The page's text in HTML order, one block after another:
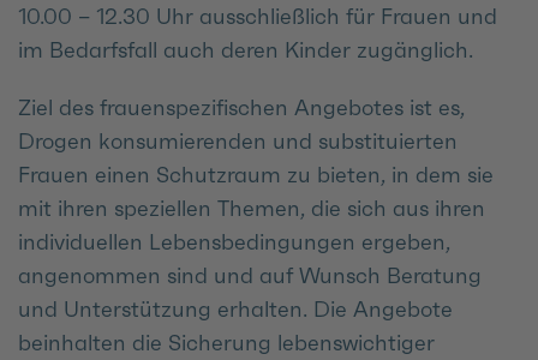
10.00 – 12.30 Uhr ausschließlich für Frauen und
im Bedarfsfall auch deren Kinder zugänglich.
Ziel des frauenspezifischen Angebotes ist es,
Drogen konsumierenden und substituierten
Frauen einen Schutzraum zu bieten, in dem sie
mit ihren speziellen Themen, die sich aus ihren
individuellen Lebensbedingungen ergeben,
angenommen sind und auf Wunsch Beratung
und Unterstützung erhalten. Die Angebote
beinhalten die Sicherung lebenswichtiger